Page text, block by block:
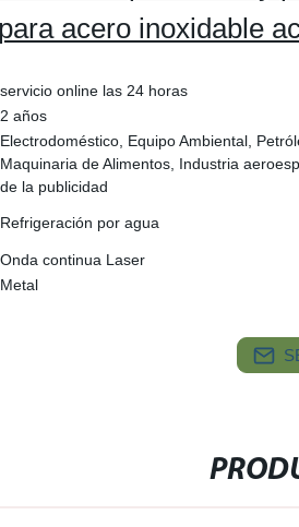
acero inoxidable
servicio online las 24 horas
2 años
Electrodoméstico, Equipo Ambiental,
Maquinaria de Alimentos, Industria
de la publicidad
Refrigeración por agua
Onda continua Laser
Metal